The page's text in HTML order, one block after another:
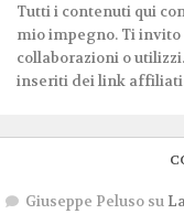
Tutti i contenuti qui
mio impegno. Ti
collaborazioni o
inseriti dei link
Giuseppe Pelusosu